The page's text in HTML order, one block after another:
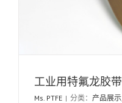
工业用特氟龙胶带
Ms. PTFE | 分类： 产品展示